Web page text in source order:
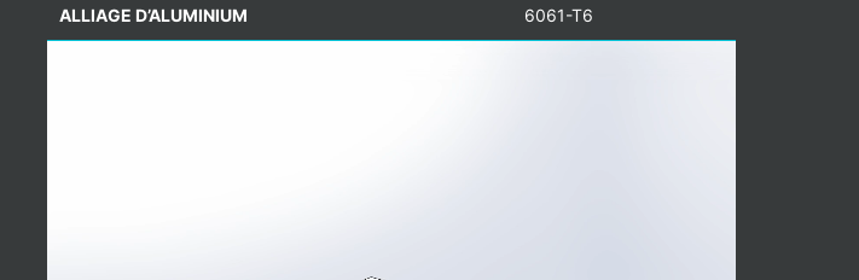
ALLIAGE D’ALUMINIUM 6061-T6